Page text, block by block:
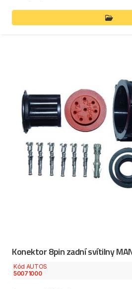
Konektor 8pin zadní svítilny
Kód AUTOS
50071000